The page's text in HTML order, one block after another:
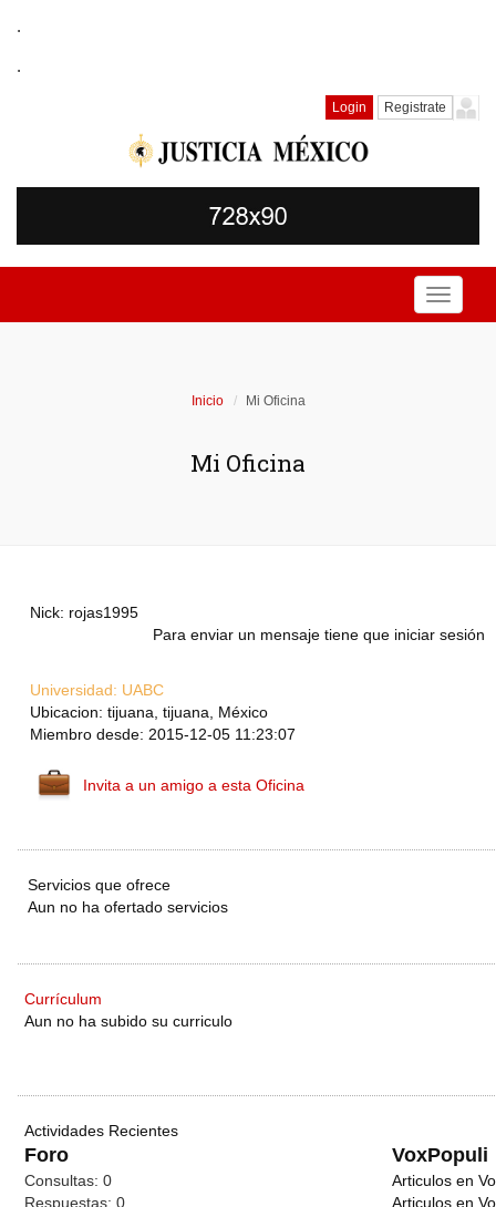
.
.
Login Registrate
Toggle
Inicio Mi Oficina
Mi Oficina
Nick: rojas1995
Para enviar un mensaje tiene que iniciar sesión
Universidad: UABC
Ubicacion: tijuana, tijuana, México
Miembro desde: 2015-12-05 11:23:07
Invita a un amigo a esta Oficina
Servicios que ofrece
Aun no ha ofertado servicios
Currículum
Aun no ha subido su curriculo
Actividades Recientes
Foro VoxPopuli
Consultas: 0
Respuestas: 0
Articulos en
Articulos en